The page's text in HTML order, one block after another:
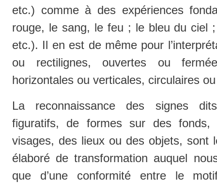
etc.) comme à des expériences
rouge, le sang, le feu ; le bleu du ciel
etc.). Il en est de même pour
ou rectilignes, ouvertes ou
horizontales ou verticales, circulaires
La reconnaissance des signes
figuratifs, de formes sur des
visages, des lieux ou des objets, sont
élaboré de transformation auquel
que d’une conformité entre le